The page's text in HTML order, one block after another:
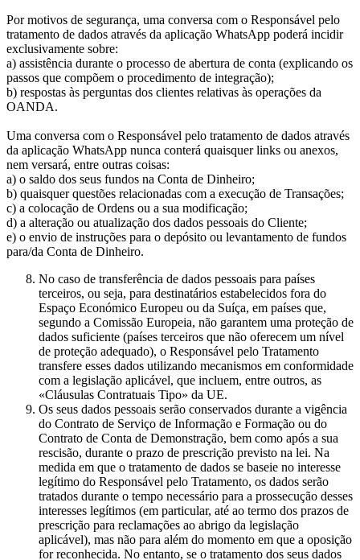
Por motivos de segurança, uma conversa com o Responsável pelo
tratamento de dados através da aplicação WhatsApp poderá incidir
exclusivamente sobre:
a) assistência durante o processo de abertura de conta (explicando os
passos que compõem o procedimento de integração);
b) respostas às perguntas dos clientes relativas às operações da
OANDA.
Uma conversa com o Responsável pelo tratamento de dados através
da aplicação WhatsApp nunca conterá quaisquer links ou anexos,
nem versará, entre outras coisas:
a) o saldo dos seus fundos na Conta de Dinheiro;
b) quaisquer questões relacionadas com a execução de Transações;
c) a colocação de Ordens ou a sua modificação;
d) a alteração ou atualização dos dados pessoais do Cliente;
e) o envio de instruções para o depósito ou levantamento de fundos
para/da Conta de Dinheiro.
No caso de transferência de dados pessoais para países
terceiros, ou seja, para destinatários estabelecidos fora do
Espaço Económico Europeu ou da Suíça, em países que,
segundo a Comissão Europeia, não garantem uma proteção de
dados suficiente (países terceiros que não oferecem um nível
de proteção adequado), o Responsável pelo Tratamento
transfere esses dados utilizando mecanismos em conformidade
com a legislação aplicável, que incluem, entre outros, as
«Cláusulas Contratuais Tipo» da UE.
Os seus dados pessoais serão conservados durante a vigência
do Contrato de Serviço de Informação e Formação ou do
Contrato de Conta de Demonstração, bem como após a sua
rescisão, durante o prazo de prescrição previsto na lei. Na
medida em que o tratamento de dados se baseie no interesse
legítimo do Responsável pelo Tratamento, os dados serão
tratados durante o tempo necessário para a prossecução desses
interesses legítimos (em particular, até ao termo dos prazos de
prescrição para reclamações ao abrigo da legislação
aplicável), mas não para além do momento em que a oposição
for reconhecida. No entanto, se o tratamento dos seus dados